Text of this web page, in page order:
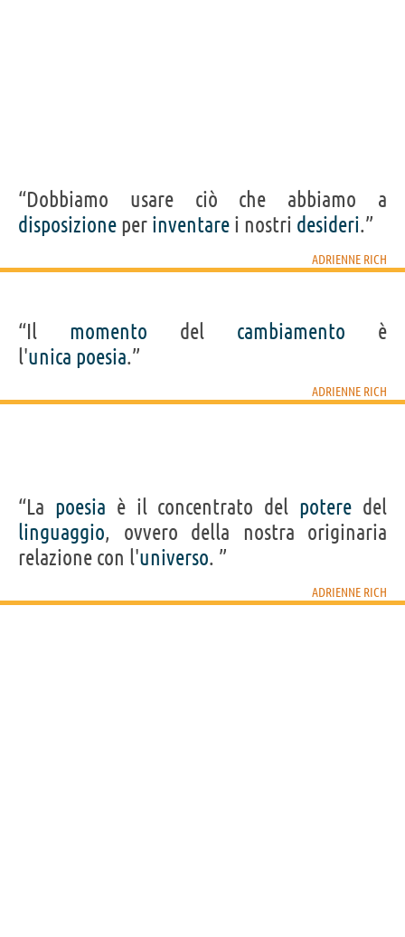
“Dobbiamo usare ciò che abbiamo a
disposizione per inventare i nostri desideri.”
ADRIENNE RICH
“Il momento del cambiamento è
l'unica poesia.”
ADRIENNE RICH
“La poesia è il concentrato del potere del
linguaggio, ovvero della nostra originaria
relazione con l'universo. ”
ADRIENNE RICH